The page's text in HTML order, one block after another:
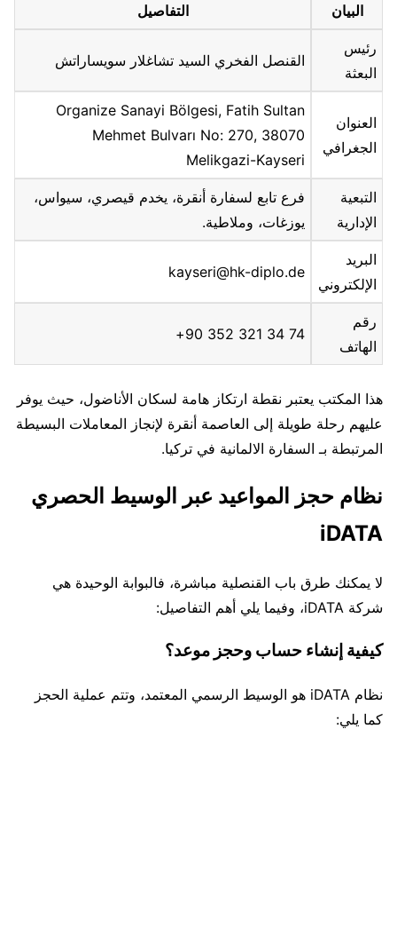
البيان التفاصيل
رئيس
البعثة
القنصل الفخري السيد تشاغلار سويساراتش
العنوان
الجغرافي
Organize Sanayi Bölgesi, Fatih Sultan
Mehmet Bulvarı No: 270, 38070
Melikgazi-Kayseri
التبعية
الإدارية
فرع تابع لسفارة أنقرة، يخدم قيصري، سيواس،
يوزغات، وملاطية.
البريد
الإلكتروني
kayseri@hk-diplo.de
رقم
الهاتف
74 34 321 352 90+
هذا المكتب يعتبر نقطة ارتكاز هامة لسكان الأناضول، حيث يوفر
عليهم رحلة طويلة إلى العاصمة أنقرة لإنجاز المعاملات البسيطة
المرتبطة بـ السفارة الالمانية في تركيا.
نظام حجز المواعيد عبر الوسيط الحصري
iDATA
لا يمكنك طرق باب القنصلية مباشرة، فالبوابة الوحيدة هي
شركة iDATA، وفيما يلي أهم التفاصيل:
كيفية إنشاء حساب وحجز موعد؟
نظام iDATA هو الوسيط الرسمي المعتمد، وتتم عملية الحجز
كما يلي: